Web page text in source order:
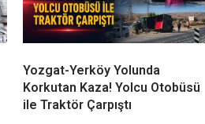
Yozgat-Yerköy Yolunda
Korkutan Kaza! Yolcu Otobüsü
ile Traktör Çarpıştı